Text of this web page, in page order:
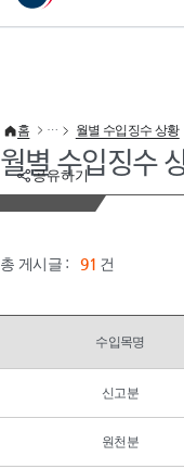
이 누리집은 대한민국 공식 전자
공유하기
홈 월별 수입징수 상황
월별 수입징수
총 게시글 : 91 건
수입목명
신고분
원천분